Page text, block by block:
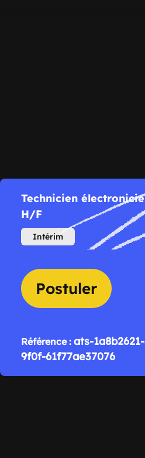
Technicien
H/F
Intérim
Postuler
Référence : ats-
9f0f-61f77ae37076